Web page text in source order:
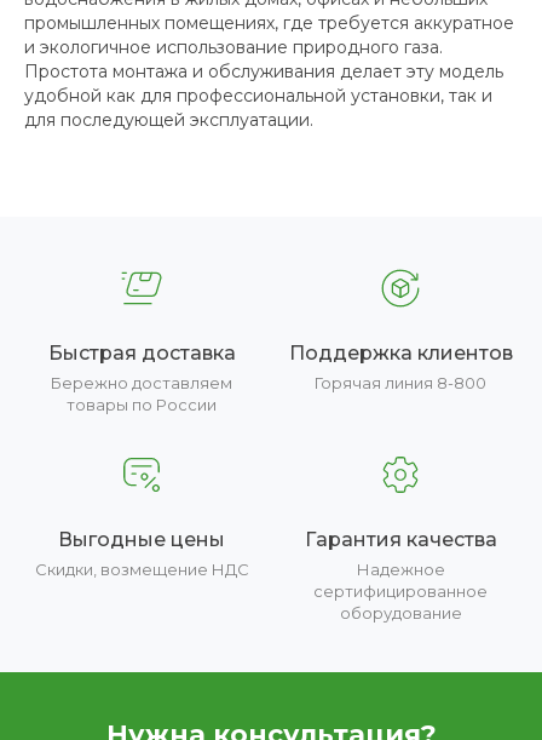
промышленных помещениях, где требуется аккуратное
и экологичное использование природного газа.
Простота монтажа и обслуживания делает эту модель
удобной как для профессиональной установки, так и
для последующей эксплуатации.
Быстрая доставка
Бережно доставляем
товары по России
Поддержка клиентов
Горячая линия 8-800
Выгодные цены
Скидки, возмещение НДС
Гарантия качества
Надежное
сертифицированное
оборудование